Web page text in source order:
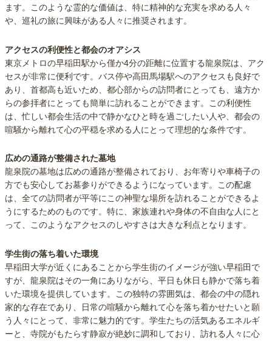
ます。このような霊的な価値は、特に精神的な充実を求める人々
や、巡礼の旅に興味がある人々に推奨されます。
アクセスの利便性と都会のオアシス
東京メトロの早稲田駅から僅か4分の距離に位置する龍泉院は、アク
セスが非常に便利です。バス停や高田馬場駅へのアクセスも良好で
あり、首都高も近いため、都心部からの訪問者にとっても、遠方か
らの参拝者にとっても簡単に訪れることができます。この利便性
は、忙しい都会生活の中で静かなひと時を過ごしたい人や、都会の
喧騒から離れて心の平穏を求める人にとって理想的な条件です。
広めの通路が整備された墓地
龍泉院の墓地は広めの通路が整備されており、お年寄りや車椅子の
方でも安心してお墓参りができるようになっています。この配慮
は、全ての訪問者が平等にこの神聖な場所を訪れることができるよ
うにするためのものです。特に、家族連れや身体の不自由な人にと
って、このようなアクセスのしやすさは大きな利点となります。
学生街の落ち着いた環境
早稲田大学が近くにあることから学生街のイメージが強い早稲田で
すが、龍泉院はその一角にありながら、平日も休日も静かで落ち着
いた環境を提供しています。この独特の雰囲気は、都会の中の隠れ
家的な存在であり、日常の喧騒から離れて心を落ち着かせたいと願
う人々にとって、非常に魅力的です。学生たちの活気あるエネルギ
ーと、寺院がもたらす静寂が絶妙に調和しており、訪れる人々に心